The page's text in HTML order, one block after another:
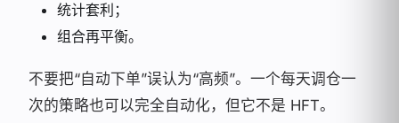
统计套利；
组合再平衡。
不要把“自动下单”误认为“高频”。一个每天调仓一
次的策略也可以完全自动化，但它不是 HFT。